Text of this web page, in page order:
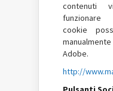
contenuti
funzionare
cookie
Adobe.
http://